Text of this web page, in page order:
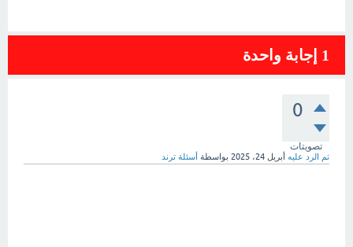
1 إجابة واحدة
0
تصويتات
تم الرد عليه أبريل 24، 2025 بواسطة أسئلة ترند